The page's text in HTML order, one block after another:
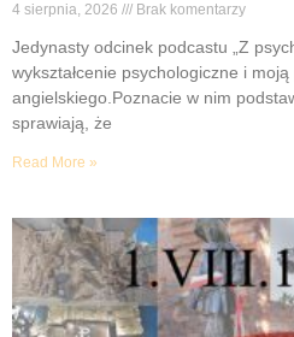
4 sierpnia, 2026 Brak komentarzy
Jedynasty odcinek podcastu „Z
wykształcenie psychologiczne i
angielskiego.Poznacie w nim
sprawiają, że
Read More »